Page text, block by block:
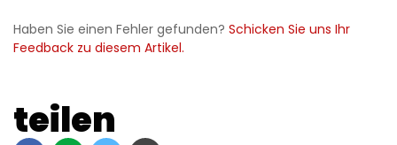
Haben Sie einen Fehler gefunden? Schicken Sie uns Ihr
Feedback zu diesem Artikel.
teilen